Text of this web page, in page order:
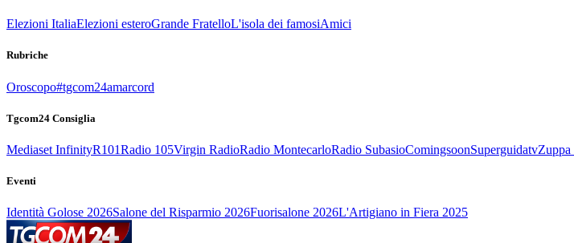
Elezioni ItaliaElezioni esteroGrande FratelloL'isola dei famosiAmici
Rubriche
Oroscopo#tgcom24amarcord
Tgcom24 Consiglia
Mediaset InfinityR101Radio 105Virgin RadioRadio MontecarloRadio SubasioComingsoonSuperguidatv
Eventi
Identità Golose 2026Salone del Risparmio 2026Fuorisalone 2026L'Artigiano in Fiera 2025